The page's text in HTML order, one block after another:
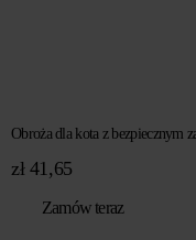
Obroża dla kota z bezpiecznym
zł41,65
Zamów teraz